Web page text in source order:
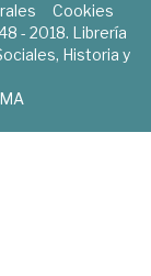
Cookies
- 2018. Librería
Historia y